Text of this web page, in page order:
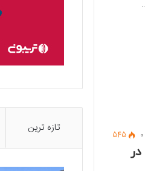
0
545 تازه ترین